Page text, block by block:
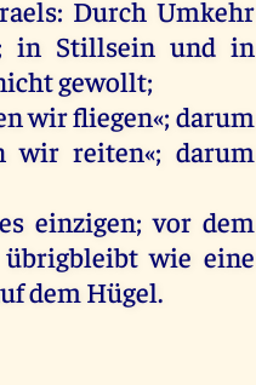
: Durch Umkehr
in Stillsein und in
gewollt;
wirfliegen«; darum
wir reiten«; darum
einzigen;vor dem
übrigbleibt wie eine
dem Hügel.